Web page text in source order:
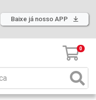
Baixe já nosso APP
0